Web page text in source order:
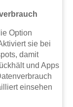
Option
sie bei
damit
und Apps
einsehen